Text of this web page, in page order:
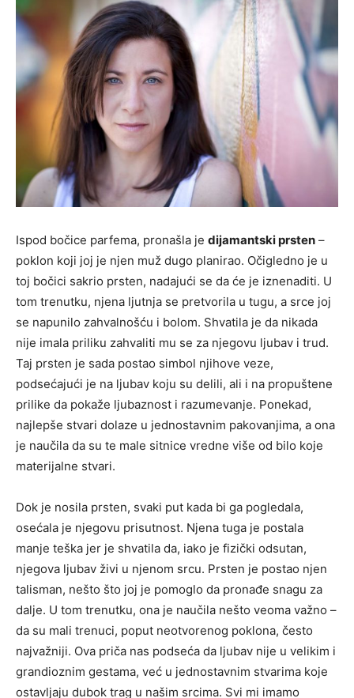
Ispod bočice parfema, pronašla je dijamantski prsten –
poklon koji joj je njen muž dugo planirao. Očigledno je u
toj bočici sakrio prsten, nadajući se da će je iznenaditi. U
tom trenutku, njena ljutnja se pretvorila u tugu, a srce joj
se napunilo zahvalnošću i bolom. Shvatila je da nikada
nije imala priliku zahvaliti mu se za njegovu ljubav i trud.
Taj prsten je sada postao simbol njihove veze,
podsećajući je na ljubav koju su delili, ali i na propuštene
prilike da pokaže ljubaznost i razumevanje. Ponekad,
najlepše stvari dolaze u jednostavnim pakovanjima, a ona
je naučila da su te male sitnice vredne više od bilo koje
materijalne stvari.
Dok je nosila prsten, svaki put kada bi ga pogledala,
osećala je njegovu prisutnost. Njena tuga je postala
manje teška jer je shvatila da, iako je fizički odsutan,
njegova ljubav živi u njenom srcu. Prsten je postao njen
talisman, nešto što joj je pomoglo da pronađe snagu za
dalje. U tom trenutku, ona je naučila nešto veoma važno –
da su mali trenuci, poput neotvorenog poklona, često
najvažniji. Ova priča nas podseća da ljubav nije u velikim i
grandioznim gestama, već u jednostavnim stvarima koje
ostavljaju dubok trag u našim srcima. Svi mi imamo